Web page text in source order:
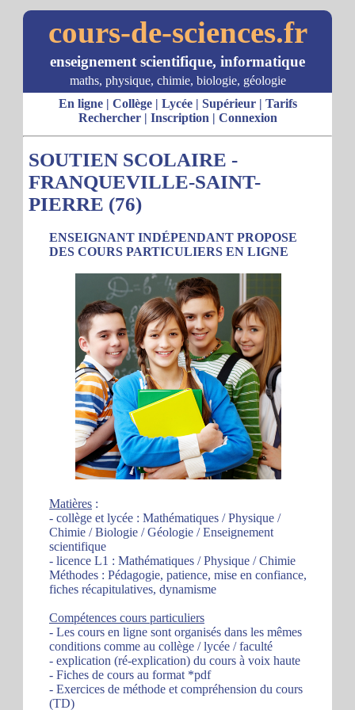
cours-de-sciences.fr
enseignement scientifique, informatique
maths, physique, chimie, biologie, géologie
En ligne| Collège| Lycée| Supérieur| Tarifs
Rechercher| Inscription | Connexion
SOUTIEN SCOLAIRE -
FRANQUEVILLE-SAINT-
PIERRE (76)
ENSEIGNANT INDÉPENDANT PROPOSE
DES COURS PARTICULIERS EN LIGNE
Matières :
- collège et lycée : Mathématiques / Physique /
Chimie / Biologie / Géologie / Enseignement
scientifique
- licence L1 : Mathématiques / Physique / Chimie
Méthodes : Pédagogie, patience, mise en confiance,
fiches récapitulatives, dynamisme
Compétences cours particuliers
- Les cours en ligne sont organisés dans les mêmes
conditions comme au collège / lycée / faculté
- explication (ré-explication) du cours à voix haute
- Fiches de cours au format *pdf
- Exercices de méthode et compréhension du cours
(TD)